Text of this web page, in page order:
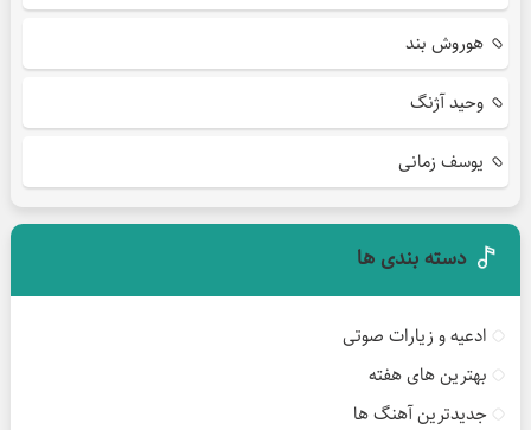
هوروش بند
وحید آژنگ
یوسف زمانی
دسته بندی ها
ادعیه و زیارات صوتی
بهترین های هفته
جدیدترین آهنگ ها